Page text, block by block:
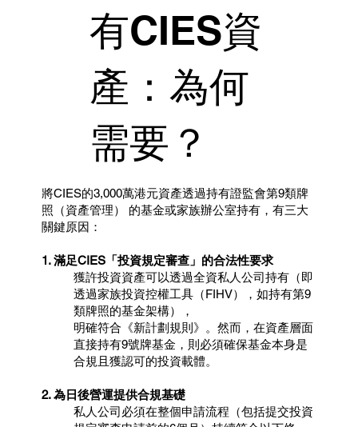
有CIES資
產：為何
需要？
將CIES的3,000萬港元資產透過持有證監會第9類牌
照（資產管理） 的基金或家族辦公室持有，有三大
關鍵原因：
1. 滿足CIES「投資規定審查」的合法性要求
獲許投資資產可以透過全資私人公司持有（即
透過家族投資控權工具（FIHV），如持有第9
類牌照的基金架構），
明確符合《新計劃規則》。然而，在資產層面
直接持有9號牌基金，則必須確保基金本身是
合規且獲認可的投資載體。
2. 為日後營運提供合規基礎
私人公司必須在整個申請流程（包括提交投資